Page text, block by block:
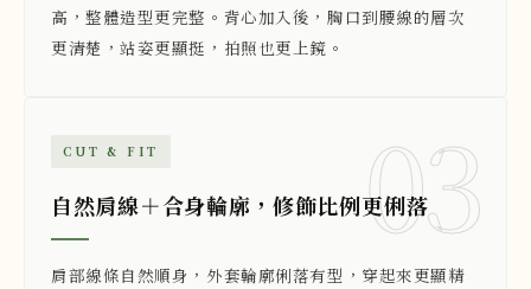
高，整體造型更完整。背心加入後，胸口到腰線的層次
更清楚，站姿更顯挺，拍照也更上鏡。
03
CUT & FIT
自然肩線＋合身輪廓，修飾比例更俐落
肩部線條自然順身，外套輪廓俐落有型，穿起來更顯精